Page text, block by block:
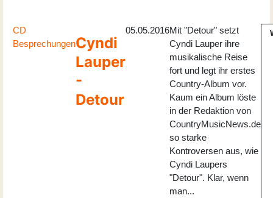
CD
BesprechungenCyndi
Lauper
-
Detour
05.05.2016Mit "Detour" setzt
Cyndi Lauper ihre
musikalische Reise
fort und legt ihr erstes
Country-Album vor.
Kaum ein Album löste
in der Redaktion von
CountryMusicNews.de
so starke
Kontroversen aus, wie
Cyndi Laupers
"Detour". Klar, wenn
man...